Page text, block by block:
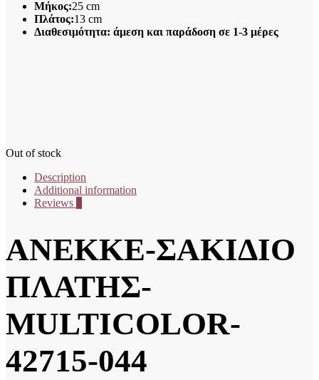
Μήκος:25 cm
Πλάτος:13 cm
Διαθεσιμότητα: άμεση και παράδοση σε 1-3 μέρες
Out of stock
Description
Additional information
Reviews
ANEKKE-ΣΑΚΙΔΙΟ
ΠΛΑΤΗΣ-
MULTICOLOR-
42715-044